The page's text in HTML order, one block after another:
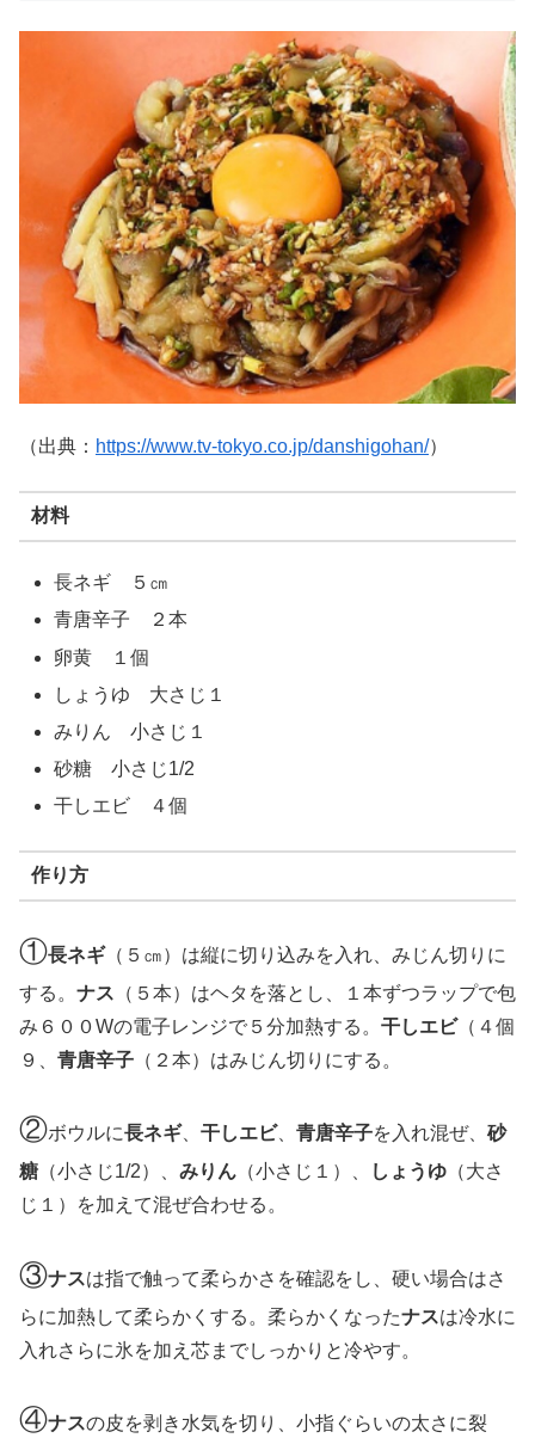
（出典： https://www.tv-tokyo.co.jp/danshigohan/）
材料
長ネギ ５㎝
青唐辛子 ２本
卵黄 １個
しょうゆ 大さじ１
みりん 小さじ１
砂糖 小さじ1/2
干しエビ ４個
作り方
①長ネギ（５㎝）は縦に切り込みを入れ、みじん切りに
する。 ナス （５本）はヘタを落とし、１本ずつラップで包
み６００Wの電子レンジで５分加熱する。 干しエビ（４個
９、 青唐辛子 （２本）はみじん切りにする。
②ボウルに長ネギ、 干しエビ、 青唐辛子を入れ混ぜ、 砂
糖 （小さじ1/2）、 みりん （小さじ１）、 しょうゆ （大さ
じ１）を加えて混ぜ合わせる。
③ナスは指で触って柔らかさを確認をし、硬い場合はさ
らに加熱して柔らかくする。柔らかくなったナスは冷水に
入れさらに氷を加え芯までしっかりと冷やす。
④ナスの皮を剥き水気を切り、小指ぐらいの太さに裂